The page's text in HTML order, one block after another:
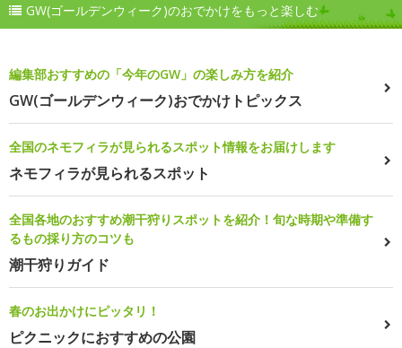
GW(ゴールデンウィーク)のおでかけをもっと楽しむ
編集部おすすめの「今年のGW」の楽しみ方を紹介
GW(ゴールデンウィーク)おでかけトピックス
全国のネモフィラが見られるスポット情報をお届けします
ネモフィラが見られるスポット
全国各地のおすすめ潮干狩りスポットを紹介！旬な時期や準備す
るもの採り方のコツも
潮干狩りガイド
春のお出かけにピッタリ！
ピクニックにおすすめの公園